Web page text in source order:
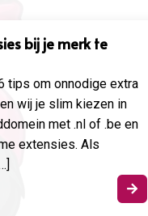
bij je merk te
tips om onnodige extra
wij je slim kiezen in
met .nl of .be en
extensies. Als
